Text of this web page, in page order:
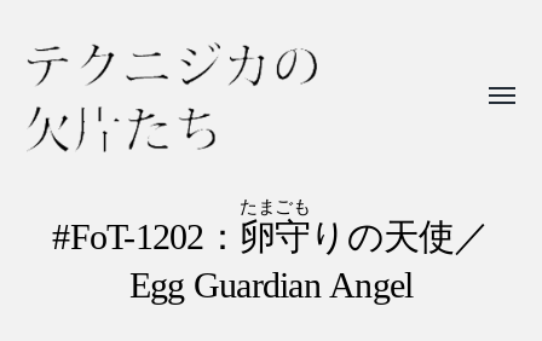
ニ#FoT-1202： 卵守
たまごも
りの天使／
Egg Guardian Angel